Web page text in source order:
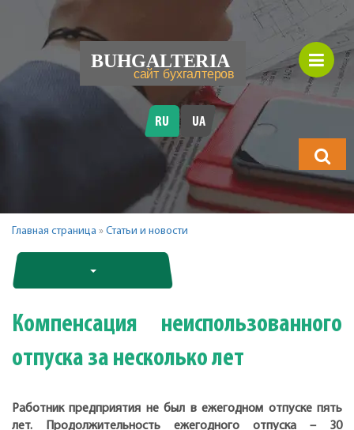
будете
искать?
RU UA
Главная страница » Статьи и новости
Компенсация неиспользованного
отпуска за несколько лет
Работник предприятия не был в ежегодном отпуске пять
лет. Продолжительность ежегодного отпуска – 30